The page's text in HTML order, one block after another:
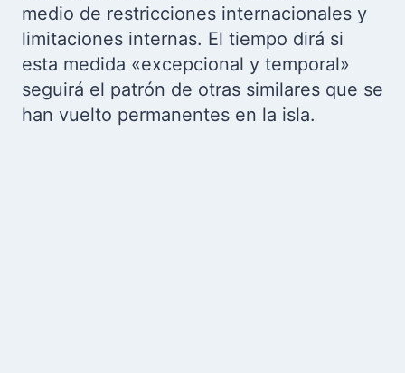
medio de restricciones internacionales y
limitaciones internas. El tiempo dirá si
esta medida «excepcional y temporal»
seguirá el patrón de otras similares que se
han vuelto permanentes en la isla.